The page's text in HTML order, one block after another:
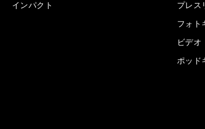
インパクト
プレス
フォト
ビデオ
ポッド